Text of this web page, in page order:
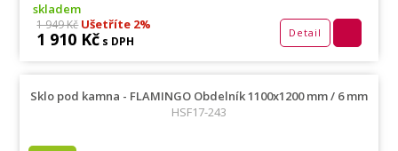
skladem
1 949 KčUšetříte 2%
1 910 Kč s DPH
Detail
Sklo pod kamna - FLAMINGO Obdelník 1100x1200 mm / 6 mm
HSF17-243